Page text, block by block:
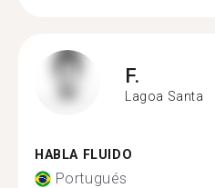
F.
Lagoa Santa
HABLA FLUIDO
Portugués